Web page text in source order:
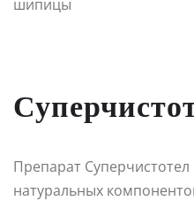
Препарат
натуральных